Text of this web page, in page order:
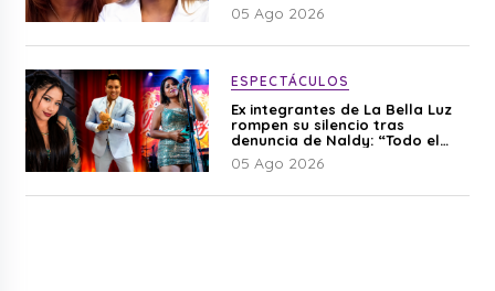
05 Ago 2026
ESPECTÁCULOS
Ex integrantes de La Bella Luz
rompen su silencio tras
denuncia de Naldy: “Todo el
mundo lo sabía”
05 Ago 2026